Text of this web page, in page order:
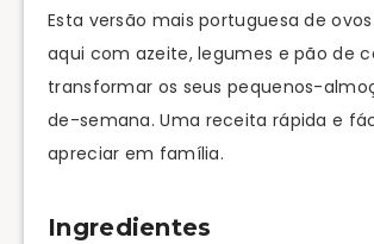
Esta versão mais portuguesa de
aqui com azeite, legumes e pão de
transformar os seus pequenos-
de-semana. Uma receita rápida e
apreciar em família.
Ingredientes